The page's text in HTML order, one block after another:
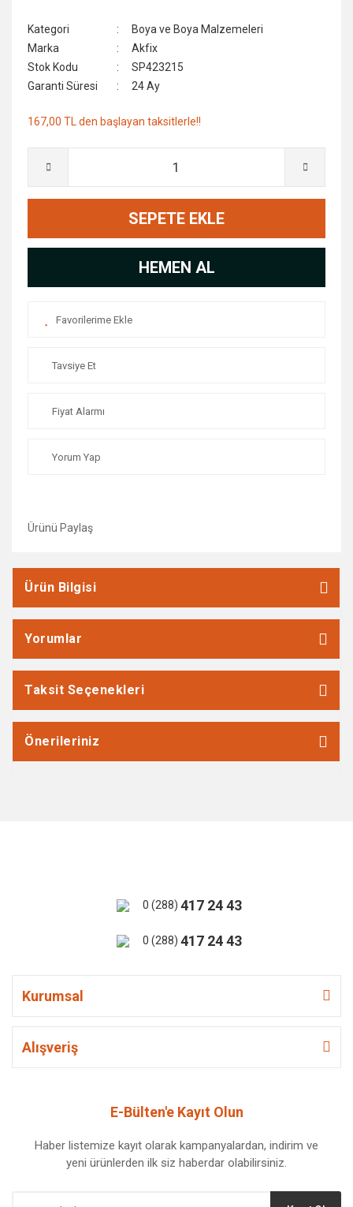
Kategori
Boya ve Boya Malzemeleri
Marka
Akfix
Stok Kodu
SP423215
Garanti Süresi
24 Ay
167,00 TL den başlayan taksitlerle!!
SEPETE EKLE
HEMEN AL
Tavsiye Et
Fiyat Alarmı
Yorum Yap
Ürünü Paylaş
Ürün Bilgisi
Yorumlar
Taksit Seçenekleri
Önerileriniz
0 (288) 417 24 43
0 (288) 417 24 43
Kurumsal
Alışveriş
E-Bülten'e Kayıt Olun
Haber listemize kayıt olarak kampanyalardan, indirim ve
yeni ürünlerden ilk siz haberdar olabilirsiniz.